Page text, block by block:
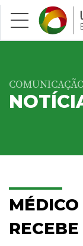
Saltar para